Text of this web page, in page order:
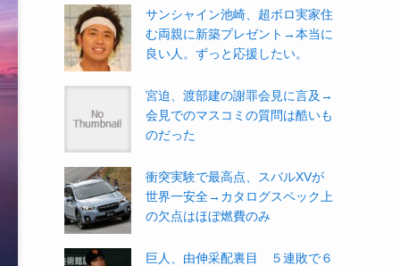
サンシャイン池崎、超ボロ実家住
む両親に新築プレゼント→本当に
良い人。ずっと応援したい。
宮迫、渡部建の謝罪会見に言及→
会見でのマスコミの質問は酷いも
のだった
衝突実験で最高点、スバルXVが
世界一安全→カタログスペック上
の欠点はほぼ燃費のみ
巨人、由伸采配裏目 ５連敗で６